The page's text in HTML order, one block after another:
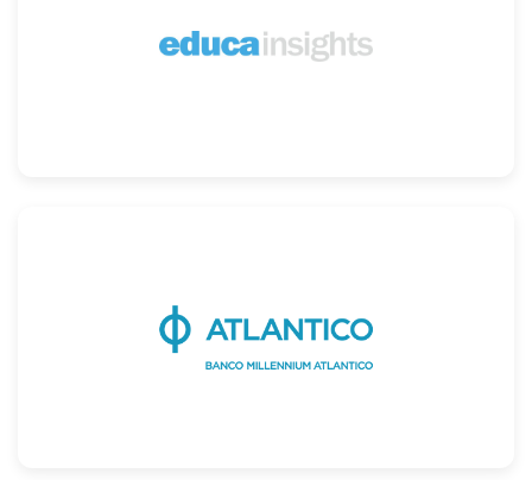
Confira
Confira